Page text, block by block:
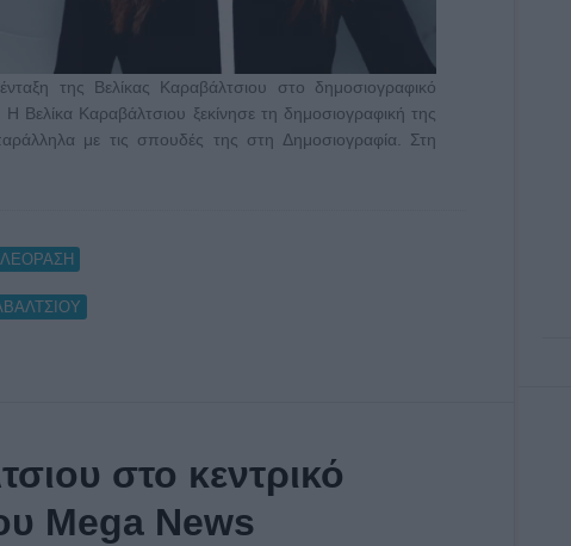
της Βελίκας Καραβάλτσιου στο δημοσιογραφικό
Βελίκα Καραβάλτσιου ξεκίνησε τη δημοσιογραφική της
με τις σπουδές της στη Δημοσιογραφία. Στη
στο κεντρικό
Mega News